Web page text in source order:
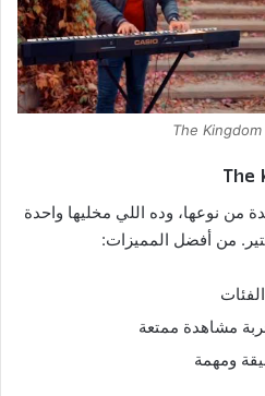
من نوعها، وده اللي مخليها واحدة
من أفضل المميزات:
مشاهدة ممتعة
ومهمة